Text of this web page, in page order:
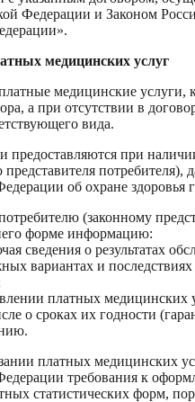
Федерации и Законом
медицинских услуг
медицинские услуги,
а при отсутствии в
вида.
предоставляются при
представителя
об охране здоровья
(законному
форме информацию:
сведения о результатах
вариантах и
платных медицинских
о сроках их годности
платных медицинских
требования к
статистических форм,